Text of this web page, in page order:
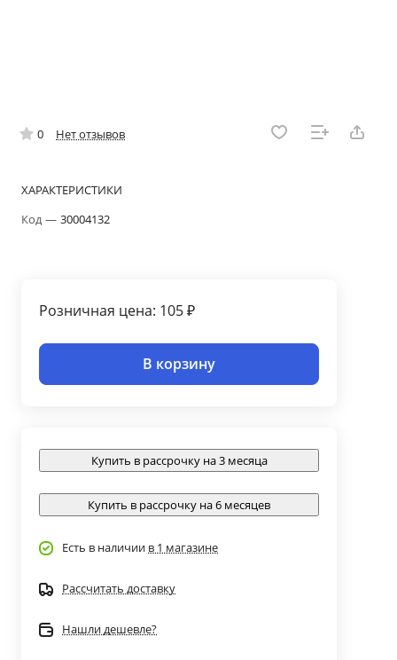
0 Нет отзывов
ХАРАКТЕРИСТИКИ
Код— 30004132
Розничная цена: 105 ₽
В корзину
Купить в рассрочку на 3 месяца
Купить в рассрочку на 6 месяцев
Есть в наличии в 1 магазине
Рассчитать доставку
Нашли дешевле?